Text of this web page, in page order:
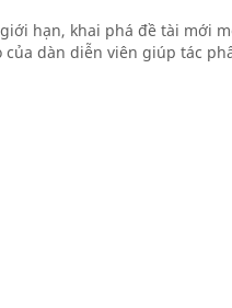
hạn, khai phá đề tài mới
của dàn diễn viên giúp tác